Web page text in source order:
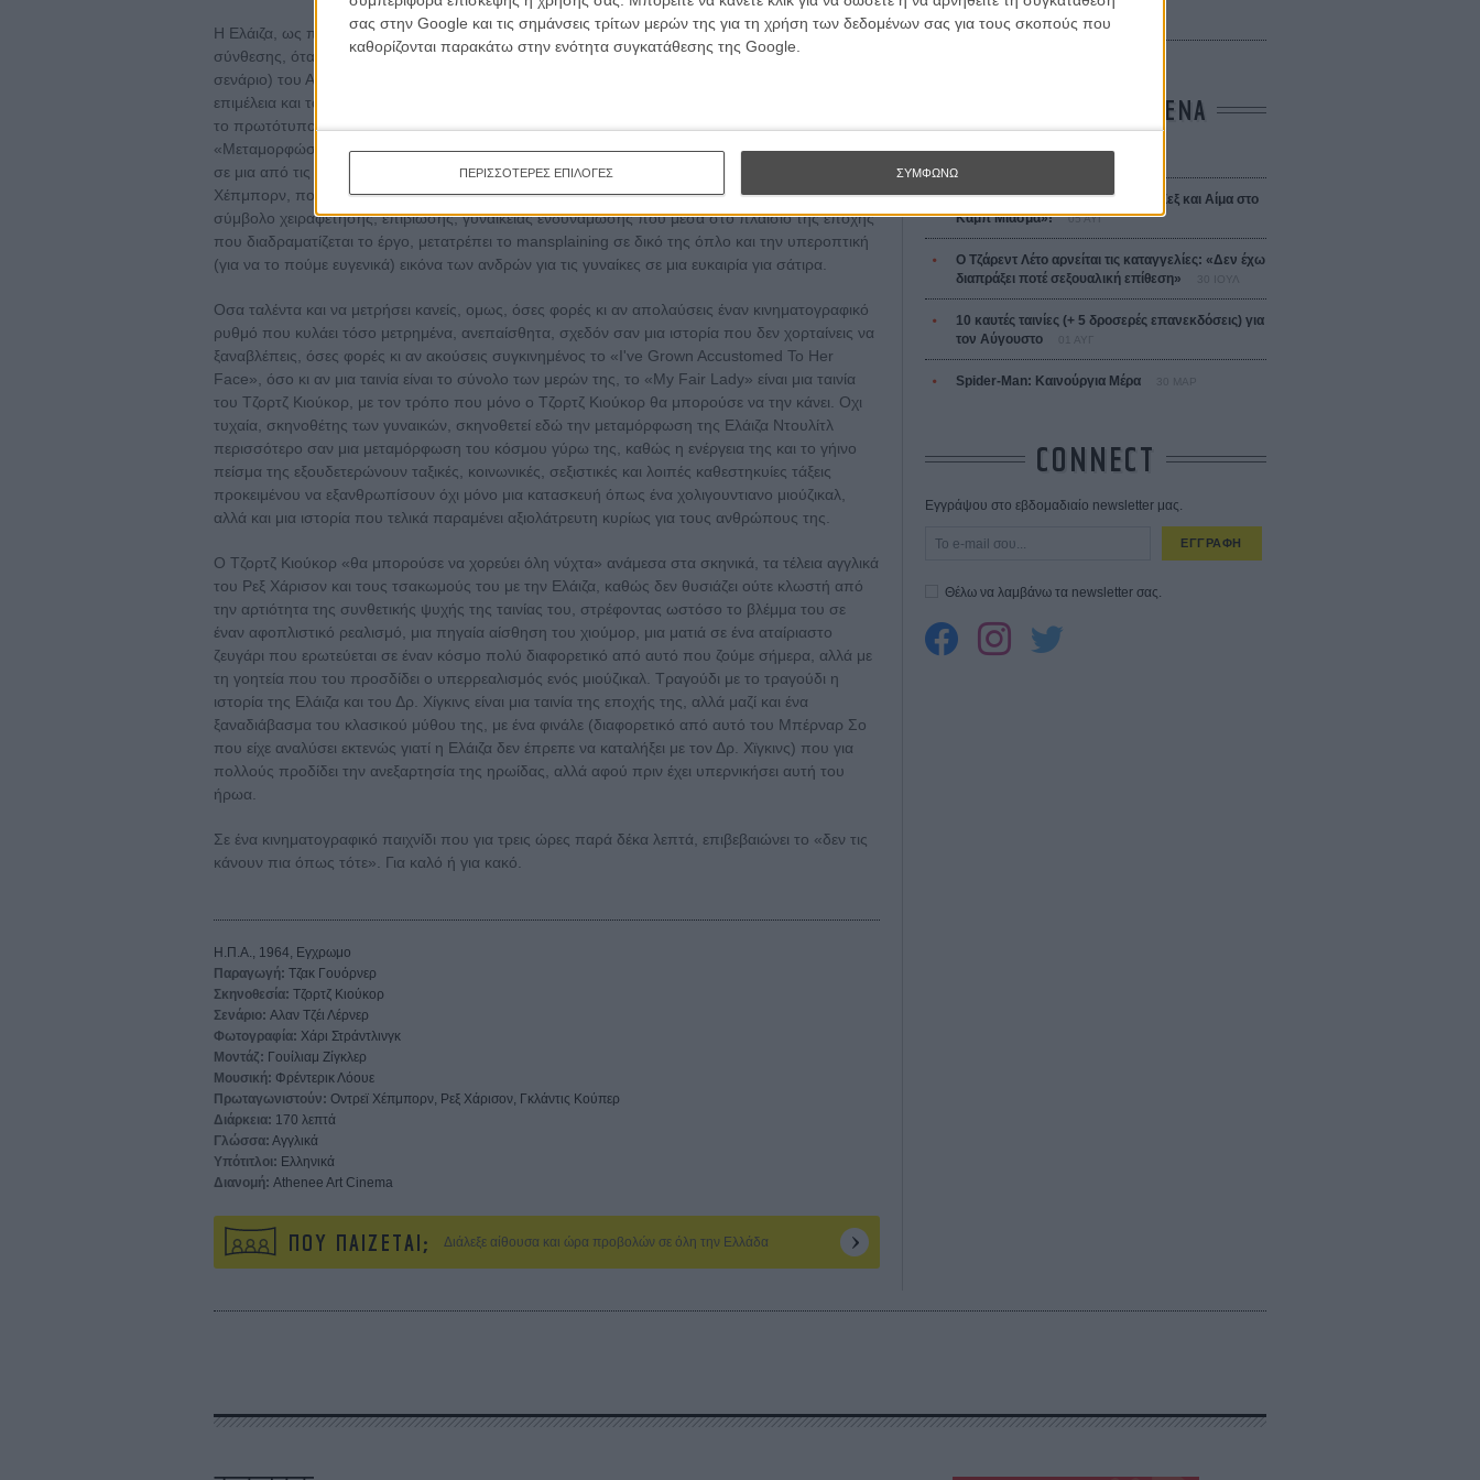
σας στην Google και τις σημάνσεις τρίτων μερών της για τη χρήση των δεδομένων σας για τους σκοπούς που
καθορίζονται παρακάτω στην ενότητα συγκατάθεσης της Google.
ΠΕΡΙΣΣΟΤΕΡΕΣ ΕΠΙΛΟΓΕΣ ΣΥΜΦΩΝΩ
Η Ελάιζα, ως πλανόδια ανθοπώλης, θα μπορούσε να αναλύσει περισσότερα για την έννοια της
σύνθεσης, όταν εδώ μιλάμε για ταλέντα όπως τη μουσική του Φρανκ Λέβε, τους στίχους (και το
σενάριο) του Αλαν Τζέι Λέρνερ, τη μουσική επιμέλεια του Αντρέ Πρεβάν, την καλλιτεχνική
επιμέλεια και τα κοστούμια του Σεσίλ Μπίτον (μια μοναδική στιγμή στην ιστορία του Χόλιγουντ),
το πρωτότυπο έργο φυσικά του Τζορτζ Μπέρναρ Σο («Ο Πυγμαλίωνας», βασισμένος στις
«Μεταμορφώσεις» του Οβίδιου, που πειράχτηκε για τις ανάγκες του μιούζικαλ), τον Ρεξ Χάρισον
σε μια από τις πιο αφοπλιστικές ανδρικές ερμηνείες που τραγούδησε ποτέ άντρας και την Οντρεϊ
Χέπμπορν, που ας μην έχει κανείς καμία ψευδαίσθηση, αποθεώνει την Ελάιζα Ντουλίτλ ως ένα
σύμβολο χειραφέτησης, επιβίωσης, γυναικείας ενδυνάμωσης που μέσα στο πλαίσιο της εποχής
που διαδραματίζεται το έργο, μετατρέπει το mansplaining σε δικό της όπλο και την υπεροπτική
(για να το πούμε ευγενικά) εικόνα των ανδρών για τις γυναίκες σε μια ευκαιρία για σάτιρα.
Οσα ταλέντα και να μετρήσει κανείς, ομως, όσες φορές κι αν απολαύσεις έναν κινηματογραφικό
ρυθμό που κυλάει τόσο μετρημένα, ανεπαίσθητα, σχεδόν σαν μια ιστορία που δεν χορταίνεις να
ξαναβλέπεις, όσες φορές κι αν ακούσεις συγκινημένος το «I've Grown Accustomed To Her
Face», όσο κι αν μια ταινία είναι το σύνολο των μερών της, το «My Fair Lady» είναι μια ταινία
του Τζορτζ Κιούκορ, με τον τρόπο που μόνο ο Τζορτζ Κιούκορ θα μπορούσε να την κάνει. Οχι
τυχαία, σκηνοθέτης των γυναικών, σκηνοθετεί εδώ την μεταμόρφωση της Ελάιζα Ντουλίτλ
περισσότερο σαν μια μεταμόρφωση του κόσμου γύρω της, καθώς η ενέργεια της και το γήινο
πείσμα της εξουδετερώνουν ταξικές, κοινωνικές, σεξιστικές και λοιπές καθεστηκυίες τάξεις
προκειμένου να εξανθρωπίσουν όχι μόνο μια κατασκευή όπως ένα χολιγουντιανο μιούζικαλ,
αλλά και μια ιστορία που τελικά παραμένει αξιολάτρευτη κυρίως για τους ανθρώπους της.
Ο Τζορτζ Κιούκορ «θα μπορούσε να χορεύει όλη νύχτα» ανάμεσα στα σκηνικά, τα τέλεια αγγλικά
του Ρεξ Χάρισον και τους τσακωμούς του με την Ελάιζα, καθώς δεν θυσιάζει ούτε κλωστή από
την αρτιότητα της συνθετικής ψυχής της ταινίας του, στρέφοντας ωστόσο το βλέμμα του σε
έναν αφοπλιστικό ρεαλισμό, μια πηγαία αίσθηση του χιούμορ, μια ματιά σε ένα αταίριαστο
ζευγάρι που ερωτεύεται σε έναν κόσμο πολύ διαφορετικό από αυτό που ζούμε σήμερα, αλλά με
τη γοητεία που του προσδίδει ο υπερρεαλισμός ενός μιούζικαλ. Τραγούδι με το τραγούδι η
ιστορία της Ελάιζα και του Δρ. Χίγκινς είναι μια ταινία της εποχής της, αλλά μαζί και ένα
ξαναδιάβασμα του κλασικού μύθου της, με ένα φινάλε (διαφορετικό από αυτό του Μπέρναρ Σο
που είχε αναλύσει εκτενώς γιατί η Ελάιζα δεν έπρεπε να καταλήξει με τον Δρ. Χϊγκινς) που για
πολλούς προδίδει την ανεξαρτησία της ηρωίδας, αλλά αφού πριν έχει υπερνικήσει αυτή του
ήρωα.
Σε ένα κινηματογραφικό παιχνίδι που για τρεις ώρες παρά δέκα λεπτά, επιβεβαιώνει το «δεν τις
κάνουν πια όπως τότε». Για καλό ή για κακό.
Η.Π.Α., 1964, Εγχρωμο
Παραγωγή: Τζακ Γουόρνερ
Σκηνοθεσία: Τζορτζ Κιούκορ
Σενάριο: Aλαν Τζέι Λέρνερ
Φωτογραφία: Χάρι Στράντλινγκ
Μοντάζ: Γουίλιαμ Ζίγκλερ
Μουσική: Φρέντερικ Λόουε
Πρωταγωνιστούν: Οντρεϊ Χέπμπορν, Ρεξ Χάρισον, Γκλάντις Κούπερ
Διάρκεια: 170 λεπτά
Γλώσσα: Αγγλικά
Υπότιτλοι: Ελληνικά
Διανομή: Athenee Art Cinema
ΠΟΥ ΠΑΙΖΕΤΑΙ; Διάλεξε αίθουσα και ώρα προβολών σε όλη την Ελλάδα
L’ Affaire Bojarski (The Moneymaker)
Ζαν-Πολ Σαλομέ
ΤΑ ΠΙΟ ΔΙΑΒΑΣΜΕΝΑ
Οδύσσεια
Save the Date! Δείτε πρώτοι το «Σεξ και Αίμα στο
Καμπ Μίασμα»!
05 ΑΥΓ
Ο Τζάρεντ Λέτο αρνείται τις καταγγελίες: «Δεν έχω
διαπράξει ποτέ σεξουαλική επίθεση»
10 καυτές ταινίες (+ 5 δροσερές επανεκδόσεις) για
τον Αύγουστο
Spider-Man: Καινούργια Μέρα 30 ΜΑΡ
CONNECT
Εγγράψου στο εβδομαδιαίο newsletter μας.
ΕΓΓΡΑΦΗ
Θέλω να λαμβάνω τα newsletter σας.